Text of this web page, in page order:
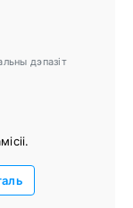
дэпазіт